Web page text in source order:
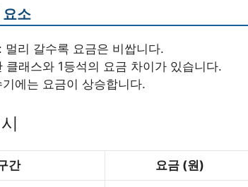
소
: 멀리 갈수록 요금은 비쌉니다.
클래스와 1등석의 요금 차이가 있습니다.
기에는 요금이 상승합니다.
간 요금 (원)